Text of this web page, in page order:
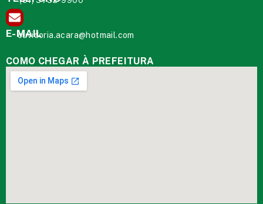
E-MAIL
ouvidoria.acara@hotmail.com
COMO CHEGAR À PREFEITURA